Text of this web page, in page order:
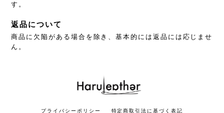
す。
返品について
商品に欠陥がある場合を除き、基本的には返品には応じませ
ん。
プライバシーポリシー 特定商取引法に基づく表記